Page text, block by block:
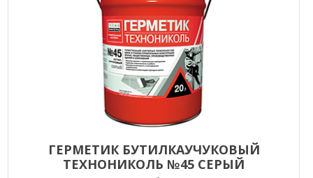
ГЕРМЕТИК БУТИЛКАУЧУКОВЫЙ
ТЕХНОНИКОЛЬ №45 СЕРЫЙ